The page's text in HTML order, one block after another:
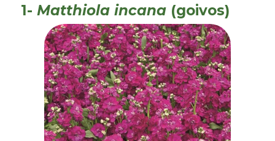
1- Matthiola incana (goivos)